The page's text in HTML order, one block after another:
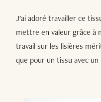
J'ai adoré travailler ce
mettre en valeur grâce à
travail sur les lisières
que pour un tissu avec